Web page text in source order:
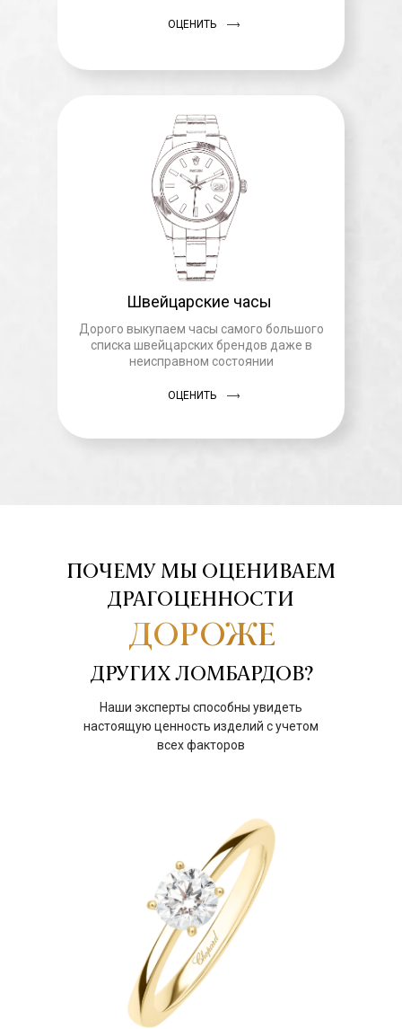
ОЦЕНИТЬ
Швейцарские часы
Дорого выкупаем часы самого большого
списка швейцарских брендов даже в
неисправном состоянии
ОЦЕНИТЬ
ДОРОЖЕ
ДРУГИХ ЛОМБАРДОВ?
ПОЧЕМУ МЫ ОЦЕНИВАЕМ
ДРАГОЦЕННОСТИ
Наши эксперты способны увидеть
настоящую ценность изделий с учетом
всех факторов